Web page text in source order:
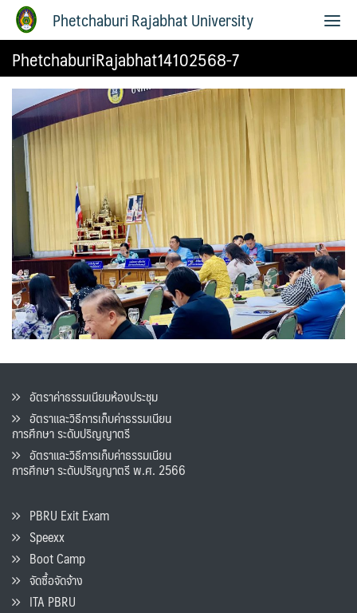
Phetchaburi Rajabhat University
PhetchaburiRajabhat14102568-7
อัตราค่าธรรมเนียมห้องประชุม
อัตราและวิธีการเก็บค่าธรรมเนียน
การศึกษา ระดับปริญญาตรี
อัตราและวิธีการเก็บค่าธรรมเนียน
การศึกษา ระดับปริญญาตรี พ.ศ. 2566
PBRU Exit Exam
Speexx
Boot Camp
จัดซื้อจัดจ้าง
ITA PBRU